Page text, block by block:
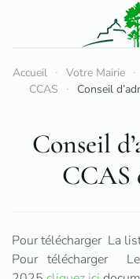
Accéder au
Accueil Votre Mairie
CCAS
Conseil
Conseil
CCAS
Pour télécharger La
Pour télécharger